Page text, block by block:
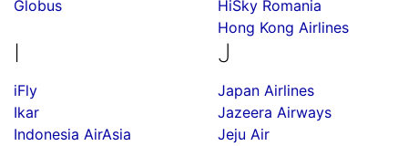
Globus
HiSky Romania
Hong Kong Airlines
I
iFly
Ikar
Indonesia AirAsia
J
Japan Airlines
Jazeera Airways
Jeju Air